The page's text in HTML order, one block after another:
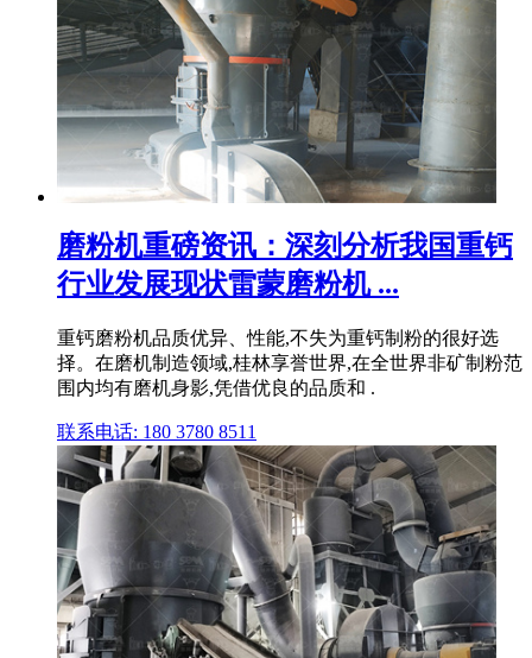
磨粉机重磅资讯：深刻分析我国重钙
行业发展现状雷蒙磨粉机 ...
重钙磨粉机品质优异、性能,不失为重钙制粉的很好选
择。在磨机制造领域,桂林享誉世界,在全世界非矿制粉范
围内均有磨机身影,凭借优良的品质和 .
联系电话: 180 3780 8511